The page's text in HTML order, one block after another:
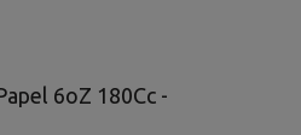
6oZ 180Cc -